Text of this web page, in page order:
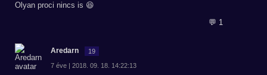
Olyan proci nincs is 😆
💬 1
Aredarn 19
7 éve | 2018. 09. 18. 14:22:13